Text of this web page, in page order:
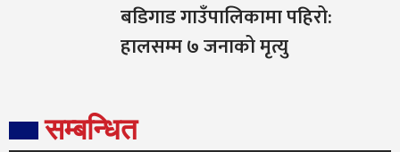
बडिगाड गाउँपालिकामा पहिरो:
हालसम्म ७ जनाको मृत्यु
सम्बन्धित